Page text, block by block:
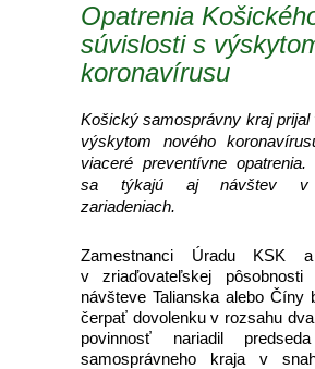
Opatrenia
súvislosti s
koronavírusu
Košický samosprávny kraj prijal
výskytom nového
viaceré preventívne opatrenia.
sa týkajú aj návštev v
zariadeniach.
Zamestnanci Úradu KSK a
v zriaďovateľskej
návšteve Talianska alebo Číny
čerpať dovolenku v rozsahu
povinnosť nariadil
samosprávneho kraja v